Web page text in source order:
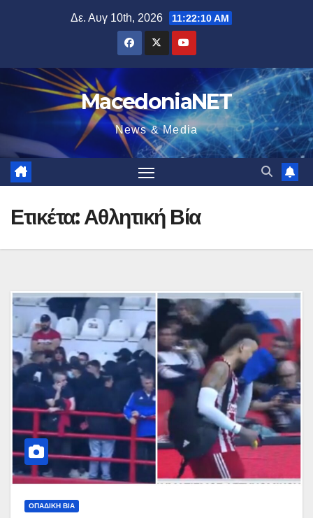
Δε. Αυγ 10th, 2026 11:22:11 AM
MacedoniaNET
News & Media
Ετικέτα:Αθλητική Βία
ΟΠΑΔΙΚΉ ΒΊΑ